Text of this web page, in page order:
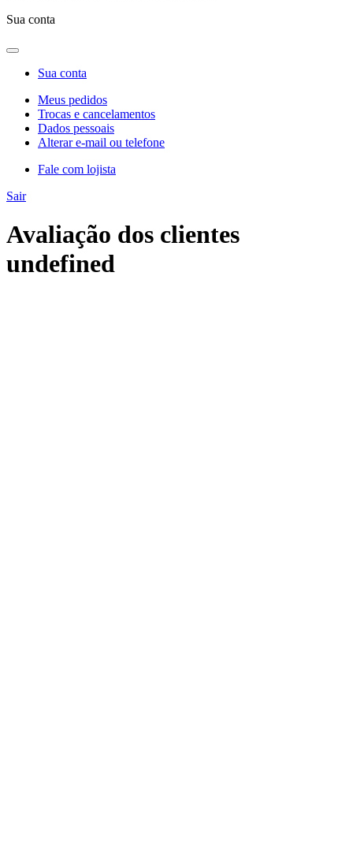
Sua conta
Sua conta
Meus pedidos
Trocas e cancelamentos
Dados pessoais
Alterar e-mail ou telefone
Fale com lojista
Sair
Avaliação dos clientes
undefined